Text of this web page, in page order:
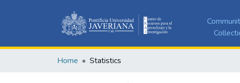
Home Statistics